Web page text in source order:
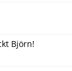
Björn!